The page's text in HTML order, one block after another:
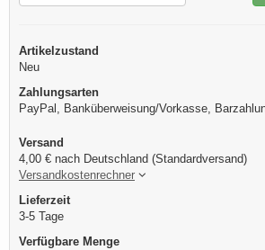
Artikelzustand
Neu
Zahlungsarten
PayPal, Banküberweisung/Vorkasse,
Versand
4,00 € nach Deutschland (Standardversand)
Versandkostenrechner
Lieferzeit
3-5 Tage
Verfügbare Menge